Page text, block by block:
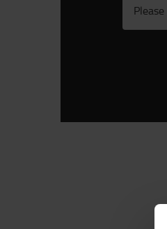
Please